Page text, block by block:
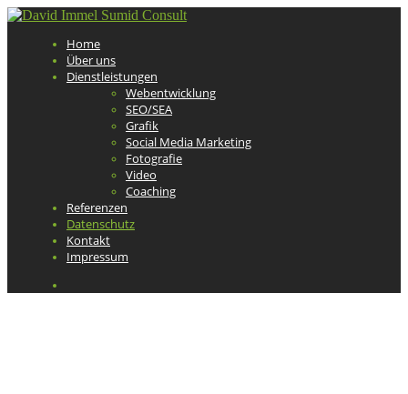
Home
Über uns
Dienstleistungen
Webentwicklung
SEO/SEA
Grafik
Social Media Marketing
Fotografie
Video
Coaching
Referenzen
Datenschutz
Kontakt
Impressum